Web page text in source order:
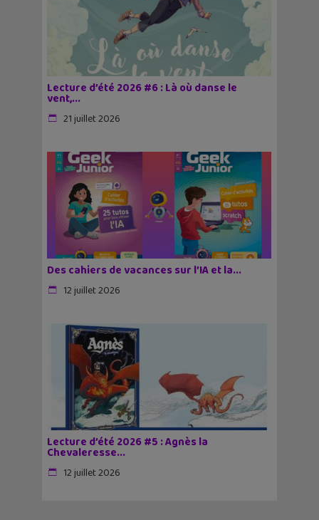
Lecture d’été 2026 #6 : Là où danse le
vent,...
21 juillet 2026
Des cahiers de vacances sur l’IA et la...
12 juillet 2026
Lecture d’été 2026 #5 : Agnès la
Chevaleresse...
12 juillet 2026